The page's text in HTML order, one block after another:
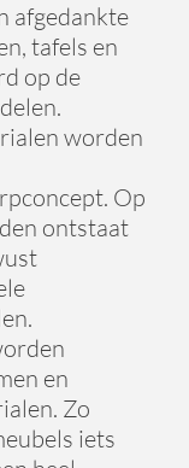
afgedankte
tafels en
op de
worden
Op
ontstaat
en
Zo
iets